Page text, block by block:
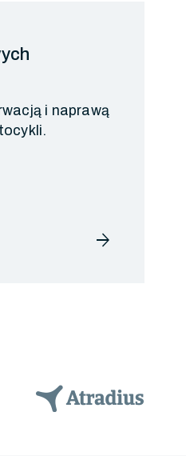
i naprawą
arrow_forward